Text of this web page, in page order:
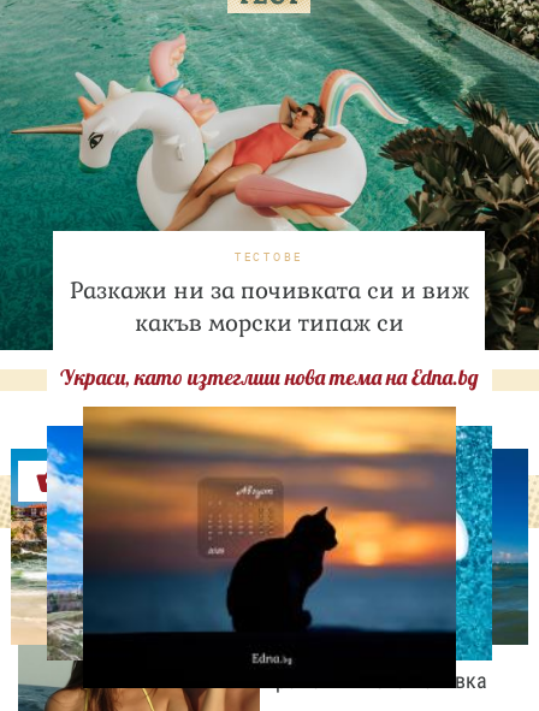
ТЕСТОВЕ
Разкажи ни за почивката си и виж
какъв морски типаж си
Украси, като изтеглиш нова тема на Edna.bg
Оферти
СВОБОДНО ВРЕМЕ
Палатка под звездите!
Юлиан Костов и Мирела
Илиева избраха най-
романтичната почивка